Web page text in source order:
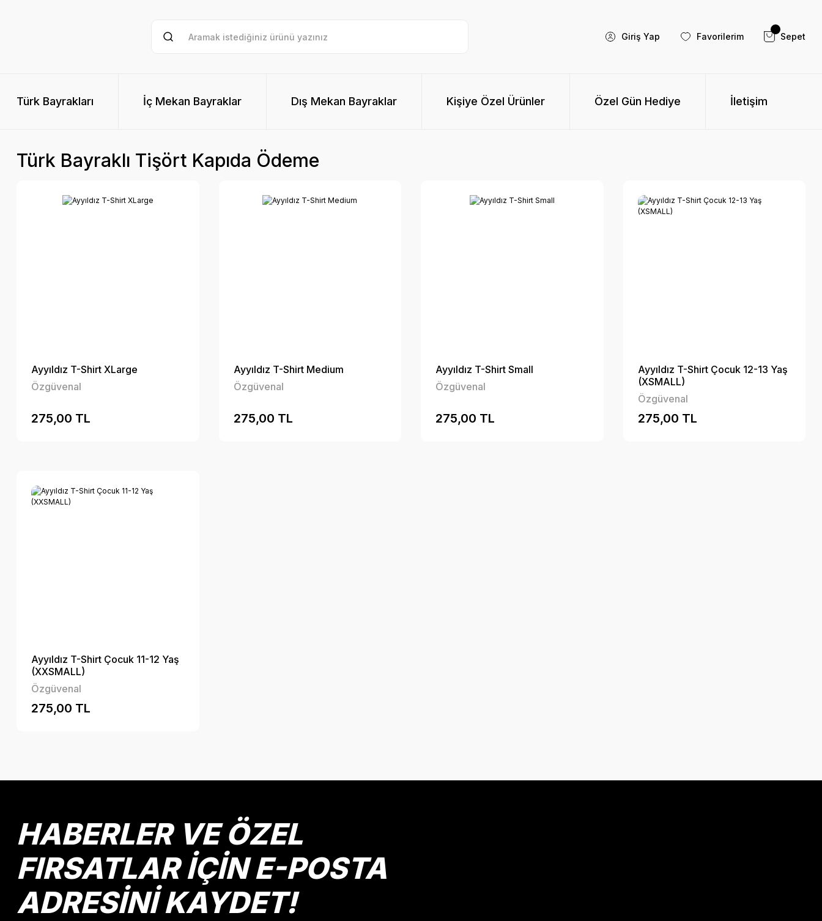
Giriş Yap Favorilerim Sepet
Türk Bayrakları İç Mekan Bayraklar Dış Mekan Bayraklar Kişiye Özel Ürünler Özel Gün Hediye İletişim
Türk Bayraklı Tişört Kapıda Ödeme
Ayyıldız T-Shirt XLarge
Özgüvenal
275,00 TL
Ayyıldız T-Shirt Medium
Özgüvenal
275,00 TL
Ayyıldız T-Shirt Small
Özgüvenal
275,00 TL
Ayyıldız T-Shirt Çocuk 12-13 Yaş
(XSMALL)
Özgüvenal
275,00 TL
Ayyıldız T-Shirt Çocuk 11-12 Yaş
(XXSMALL)
Özgüvenal
275,00 TL
HABERLER VE ÖZEL
FIRSATLAR İÇİN E-POSTA
ADRESİNİ KAYDET!